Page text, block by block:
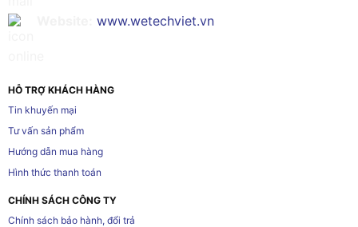
www.wetechviet.vn
HỖ TRỢ KHÁCH HÀNG
Tin khuyến mại
Tư vấn sản phẩm
Hướng dẫn mua hàng
Hình thức thanh toán
CHÍNH SÁCH CÔNG TY
Chính sách bảo hành, đổi trả